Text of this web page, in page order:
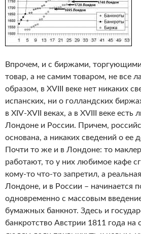
Впрочем, и с биржами, торгующими
товар, а не самим товаром, не все
образом, в XVIII веке нет никаких
испанских, ни о голландских
в XIV-XVII веках, а в XVIII веке
Лондоне и России. Причем,
основана, а никаких сведений о ее
Почти то же и в Лондоне: то
работают, то у них любимое кафе
кому-то что-то запретил, а
Лондоне, и в России – начинается
одновременно с массовым
бумажных банкнот. Здесь и
банкротство Австрии 1811 года на